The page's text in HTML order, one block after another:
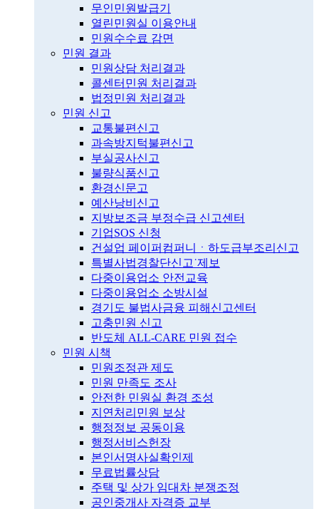
무인민원발급기
열린민원실 이용안내
민원수수료 감면
민원 결과
민원상담 처리결과
콜센터민원 처리결과
법정민원 처리결과
민원 신고
교통불편신고
과속방지턱불편신고
부실공사신고
불량식품신고
환경신문고
예산낭비신고
지방보조금 부정수급 신고센터
기업SOS 신청
건설업 페이퍼컴퍼니ㆍ하도급부조리신고
특별사법경찰단신고˙제보
다중이용업소 안전교육
다중이용업소 소방시설
경기도 불법사금융 피해신고센터
고충민원 신고
반도체 ALL-CARE 민원 접수
민원 시책
민원조정관 제도
민원 만족도 조사
안전한 민원실 환경 조성
지연처리민원 보상
행정정보 공동이용
행정서비스헌장
본인서명사실확인제
무료법률상담
주택 및 상가 임대차 분쟁조정
공인중개사 자격증 교부